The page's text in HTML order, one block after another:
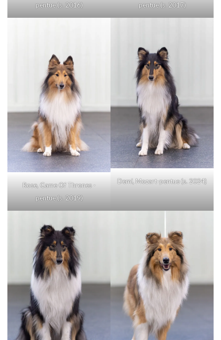
pentue (s. 2016) pentue (s. 2017)
Rose, Game Of Thrones -
pentue (s. 2019)
Demi, Mozart-pentue (s. 2024)